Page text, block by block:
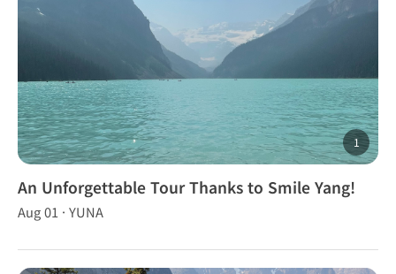
1
An Unforgettable Tour Thanks to Smile Yang!
Aug 01 · YUNA